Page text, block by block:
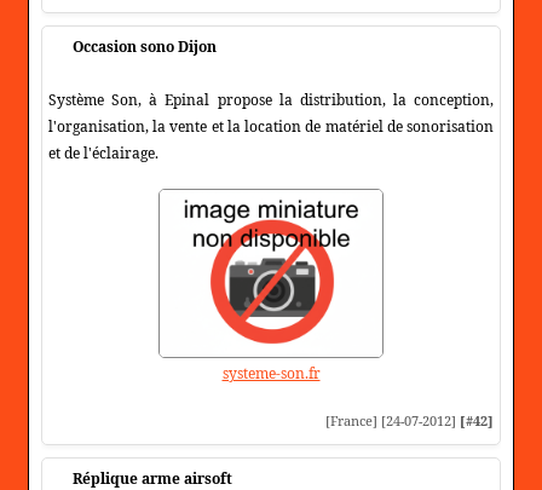
Occasion sono Dijon
Système Son, à Epinal propose la distribution, la conception,
l'organisation, la vente et la location de matériel de sonorisation
et de l'éclairage.
systeme-son.fr
[France] [24-07-2012] [#42]
Réplique arme airsoft